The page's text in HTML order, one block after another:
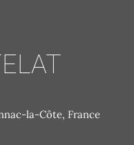
la-Côte, France